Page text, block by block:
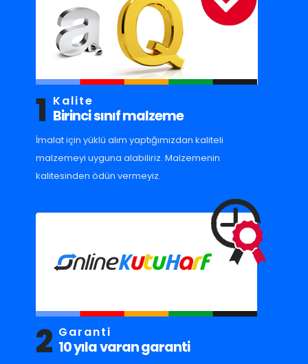
1 Kalite
Birinci sınıf malzeme
İmalat için yüklü alım yaptığımızdan kaliteli
malzemeyi uyguna alabiliriz. Malzemenin
kalitesinden ödün vermeyiz.
2 Garanti
10 yıla varan garanti